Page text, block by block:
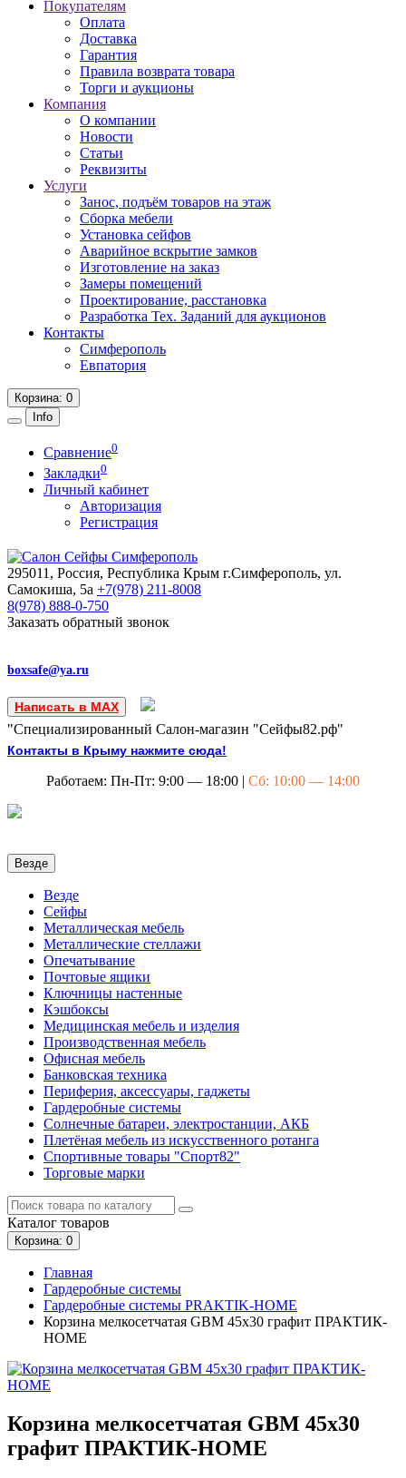
Покупателям
Оплата
Доставка
Гарантия
Правила возврата товара
Торги и аукционы
Компания
О компании
Новости
Статьи
Реквизиты
Услуги
Занос, подъём товаров на этаж
Сборка мебели
Установка сейфов
Аварийное вскрытие замков
Изготовление на заказ
Замеры помещений
Проектирование, расстановка
Разработка Тех. Заданий для аукционов
Контакты
Симферополь
Евпатория
Корзина: 0
Info
Сравнение0
Закладки0
Личный кабинет
Авторизация
Регистрация
295011, Россия, Республика Крым г.Симферополь, ул.
Самокиша, 5а +7(978) 211-8008
8(978) 888-0-750
Заказать обратный звонок
boxsafe@ya.ru
Написать в MAX
"Специализированный Салон-магазин "Сейфы82.рф"
Контакты в Крыму нажмите сюда!
Работаем: Пн-Пт: 9:00 — 18:00 | Сб: 10:00 — 14:00
Везде
Везде
Сейфы
Металлическая мебель
Металлические стеллажи
Опечатывание
Почтовые ящики
Ключницы настенные
Кэшбоксы
Медицинская мебель и изделия
Производственная мебель
Офисная мебель
Банковская техника
Периферия, аксессуары, гаджеты
Гардеробные системы
Солнечные батареи, электростанции, АКБ
Плетёная мебель из искусственного ротанга
Спортивные товары "Спорт82"
Торговые марки
Каталог товаров
Корзина: 0
Главная
Гардеробные системы
Гардеробные системы PRAKTIK-HOME
Корзина мелкосетчатая GBM 45х30 графит ПРАКТИК-
HOME
Корзина мелкосетчатая GBM 45х30
графит ПРАКТИК-HOME